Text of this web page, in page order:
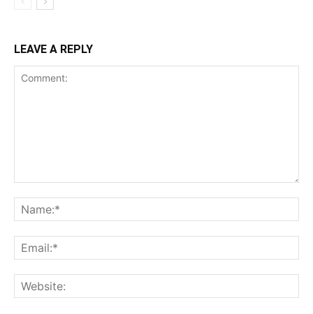
LEAVE A REPLY